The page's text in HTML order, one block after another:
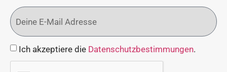
Ich akzeptiere die Datenschutzbestimmungen.